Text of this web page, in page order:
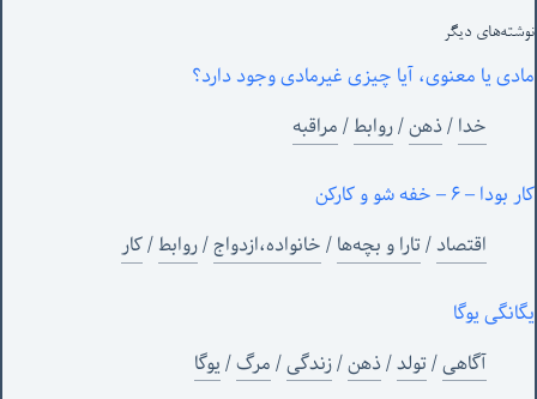
نوشته‌های‌ دیگر
مادی یا معنوی، آیا چیزی غیرمادی وجود دارد؟
خدا/ذهن/روابط/مراقبه
کار بودا – ۶ – خفه شو و کارکن
اقتصاد/تارا و بچه‌ها/خانواده،ازدواج/روابط/کار
یگانگی یوگا
آگاهی/تولد/ذهن/زندگی/مرگ/یوگا